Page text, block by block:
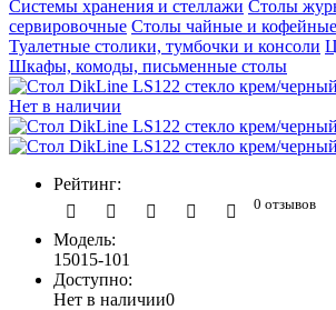
Системы хранения и стеллажи Столы
сервировочные Столы чайные и кофейные
Туалетные столики, тумбочки и консоли
Шкафы, комоды, письменные столы
Нет в наличии
Рейтинг:
0 отзывов
Модель:
15015-101
Доступно:
Нет в наличии0